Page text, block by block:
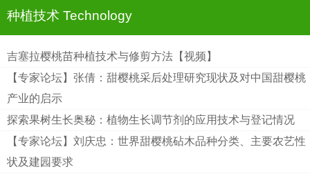
种植技术 Technology
吉塞拉樱桃苗种植技术与修剪方法【视频】
【专家论坛】张倩：甜樱桃采后处理研究现状及对中国甜樱桃
产业的启示
探索果树生长奥秘：植物生长调节剂的应用技术与登记情况
【专家论坛】刘庆忠：世界甜樱桃砧木品种分类、主要农艺性
状及建园要求